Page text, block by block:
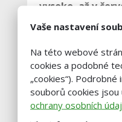
vysoko, až v
poklesu.
Trávníček,
fondu farem.
Vývoj produkce
Vaše nastavení
Na této webové
cookies a podobné
„cookies“).
souborů cookies jsou
ochrany osobních